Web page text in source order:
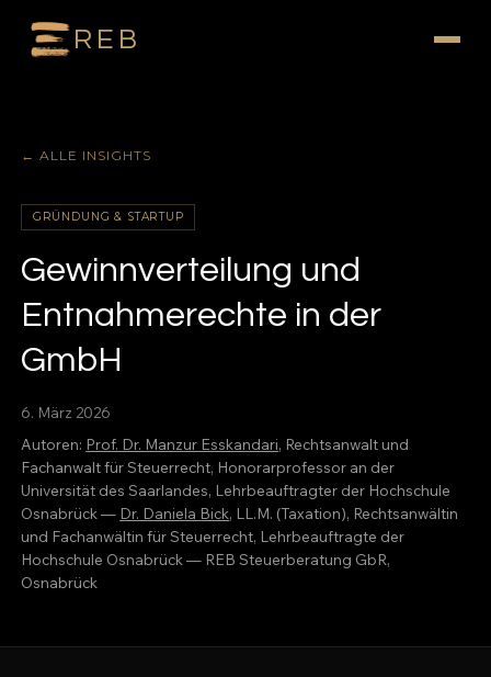
REB
← ALLE INSIGHTS
GRÜNDUNG & STARTUP
Gewinnverteilung und
Entnahmerechte in der
GmbH
6. März 2026
Autoren: Prof. Dr. Manzur Esskandari, Rechtsanwalt und
Fachanwalt für Steuerrecht, Honorarprofessor an der
Universität des Saarlandes, Lehrbeauftragter der Hochschule
Osnabrück — Dr. Daniela Bick, LL.M. (Taxation), Rechtsanwältin
und Fachanwältin für Steuerrecht, Lehrbeauftragte der
Hochschule Osnabrück — REB Steuerberatung GbR,
Osnabrück